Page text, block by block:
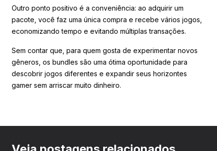
Outro ponto positivo é a conveniência: ao adquirir um
pacote, você faz uma única compra e recebe vários jogos,
economizando tempo e evitando múltiplas transações.
Sem contar que, para quem gosta de experimentar novos
gêneros, os bundles são uma ótima oportunidade para
descobrir jogos diferentes e expandir seus horizontes
gamer sem arriscar muito dinheiro.